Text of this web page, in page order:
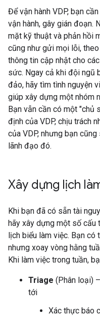
Để vận hành VDP, bạn
vận hành, gây gián đoạn.
mặt kỹ thuật và phản hồi
cũng như gửi mọi lỗi,
thông tin cập nhật cho
sức. Ngay cả khi đội ngũ
đảo, hãy tìm tình nguyện
giúp xây dựng một nhóm
Bạn vẫn cần có một "chủ
định của VDP, chịu trách
của VDP, nhưng bạn
lãnh đạo đó.
Xây dựng lịch
Khi bạn đã có sẵn tài
hãy xây dựng một số cấu
lịch biểu làm việc. Bạn có
nhưng xoay vòng hằng
Khi làm việc trong tuần,
Triage (Phân loại)
tới
Xác thực báo